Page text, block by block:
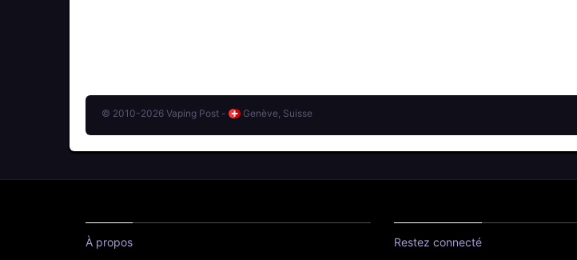
© 2010-2026 Vaping Post - Genève, Suisse
À propos Restez connecté